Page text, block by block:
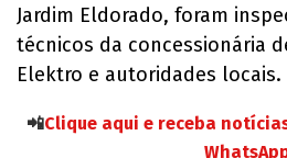
Jardim Eldorado, foram
técnicos da concessionária
Elektro e autoridades locais.
📲Clique aqui e receba